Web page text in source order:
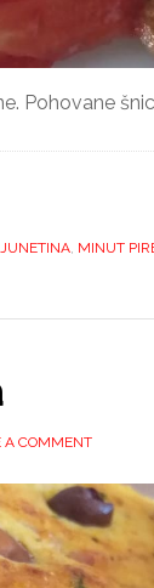
Pohovane
JUNETINA MINUT
A COMMENT